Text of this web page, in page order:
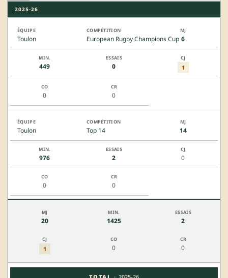
2025-26
Toulon European Rugby Champions Cup 6
449 0 1
0 0
Toulon Top 14 14
976 2 0
0 0
20 1425 2
1 0 0